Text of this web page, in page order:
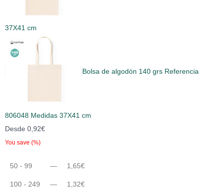
37X41 cm
Bolsa de algodón 140 grs Referencia
806048 Medidas 37X41 cm
Desde 0,92€
You save (%)
50 - 99 — 1,65€
100 - 249 — 1,32€